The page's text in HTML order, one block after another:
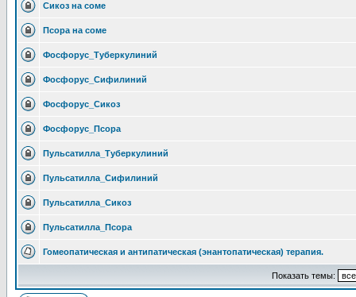
Сикоз на соме
Псора на соме
Фосфорус_Туберкулиний
Фосфорус_Сифилиний
Фосфорус_Сикоз
Фосфорус_Псора
Пульсатилла_Туберкулиний
Пульсатилла_Сифилиний
Пульсатилла_Сикоз
Пульсатилла_Псора
Гомеопатическая и антипатическая (энантопатическая) терапия.
Показать темы: